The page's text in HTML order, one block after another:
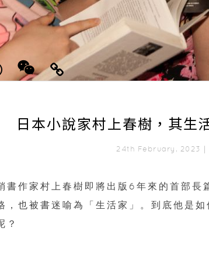
日本小說家村上春樹，其生
24th February, 2023｜
書作家村上春樹即將出版6年來的首部長
，也被書迷喻為「生活家」。到底他是
？